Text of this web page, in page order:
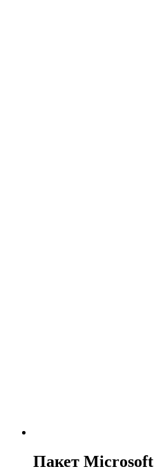
Пакет Microsoft